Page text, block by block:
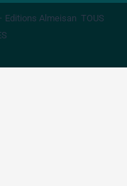
Editions Almeisan TOUS